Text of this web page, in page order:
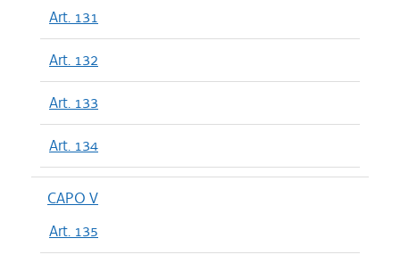
Art. 131
Art. 132
Art. 133
Art. 134
CAPO V
Art. 135